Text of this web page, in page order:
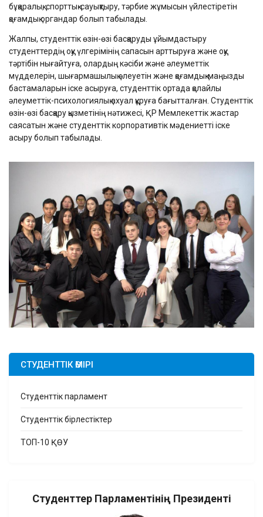
бұқаралық, спорттық-сауықтыру, тәрбие жұмысын үйлестіретін
қоғамдық органдар болып табылады.
Жалпы, студенттік өзін-өзі басқаруды ұйымдастыру
студенттердің оқу үлгерімінің сапасын арттыруға және оқу
тәртібін нығайтуға, олардың кәсіби және әлеуметтік
мүдделерін, шығармашылық әлеуетін және қоғамдық-маңызды
бастамаларын іске асыруға, студенттік ортада қолайлы
әлеуметтік-психологиялық ахуал құруға бағытталған. Студенттік
өзін-өзі басқару қызметінің нәтижесі, ҚР Мемлекеттік жастар
саясатын және студенттік корпоративтік мәдениетті іске
асыру болып табылады.
СТУДЕНТТІК ӨМІРІ
Студенттік парламент
Студенттік бірлестіктер
ТОП-10 ҚӨУ
Студенттер Парламентінің Президенті